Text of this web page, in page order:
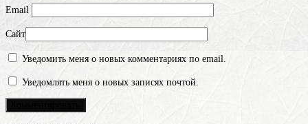
Email
Сайт
Уведомить меня о новых комментариях по email.
Уведомлять меня о новых записях почтой.